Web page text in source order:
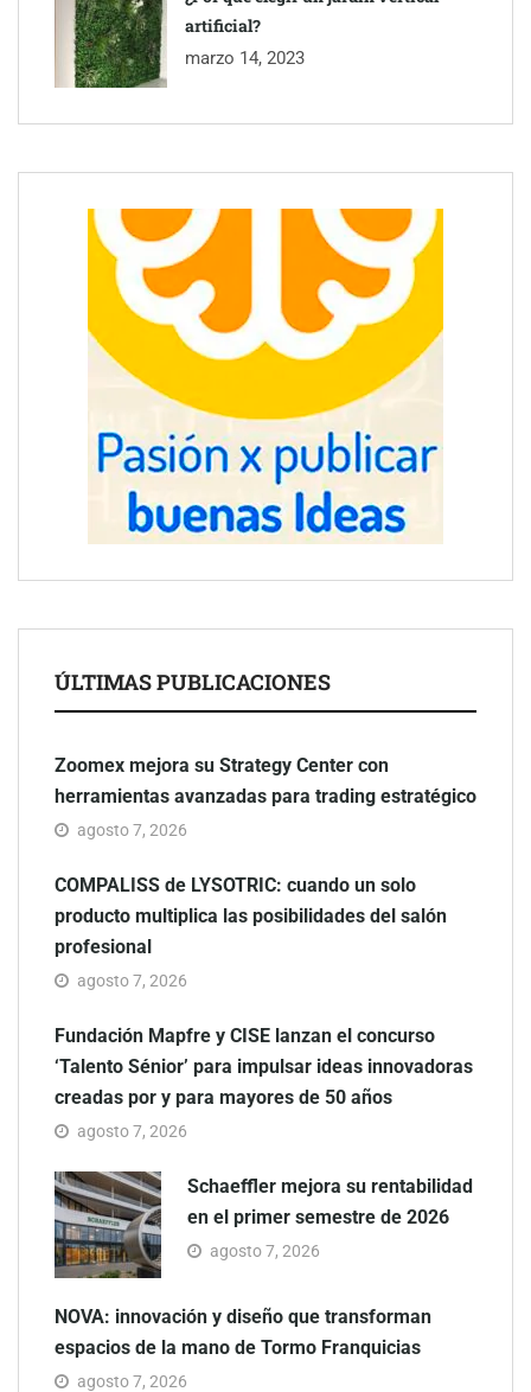
artificial?
marzo 14, 2023
ÚLTIMAS PUBLICACIONES
Zoomex mejora su Strategy Center con
herramientas avanzadas para trading estratégico
agosto 7, 2026
COMPALISS de LYSOTRIC: cuando un solo
producto multiplica las posibilidades del salón
profesional
agosto 7, 2026
Fundación Mapfre y CISE lanzan el concurso
‘Talento Sénior’ para impulsar ideas innovadoras
creadas por y para mayores de 50 años
agosto 7, 2026
Schaeffler mejora su rentabilidad
en el primer semestre de 2026
agosto 7, 2026
NOVA: innovación y diseño que transforman
espacios de la mano de Tormo Franquicias
agosto 7, 2026